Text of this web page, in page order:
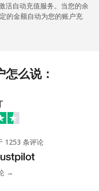
⁦$5⁩
312 分钟最少
⁦$5⁩
活自动充值服务。当您的余
的金额自动为您的账户充
么说：
1253 条评论
→